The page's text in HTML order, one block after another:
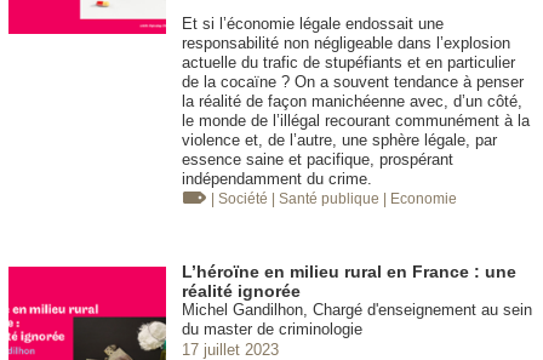
Et si l’économie légale endossait une
responsabilité non négligeable dans l’explosion
actuelle du trafic de stupéfiants et en particulier
de la cocaïne ? On a souvent tendance à penser
la réalité de façon manichéenne avec, d’un côté,
le monde de l’illégal recourant communément à la
violence et, de l’autre, une sphère légale, par
essence saine et pacifique, prospérant
indépendamment du crime.
| Société | Santé publique | Economie
L’héroïne en milieu rural en France : une
réalité ignorée
Michel Gandilhon, Chargé d'enseignement au sein
du master de criminologie
17 juillet 2023